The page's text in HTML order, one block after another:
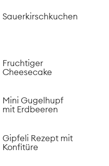
Sauerkirschkuchen
Fruchtiger
Cheesecake
Mini Gugelhupf
mit Erdbeeren
Gipfeli Rezept mit
Konfitüre